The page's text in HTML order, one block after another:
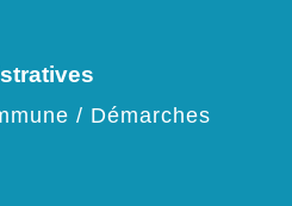
/ Démarches